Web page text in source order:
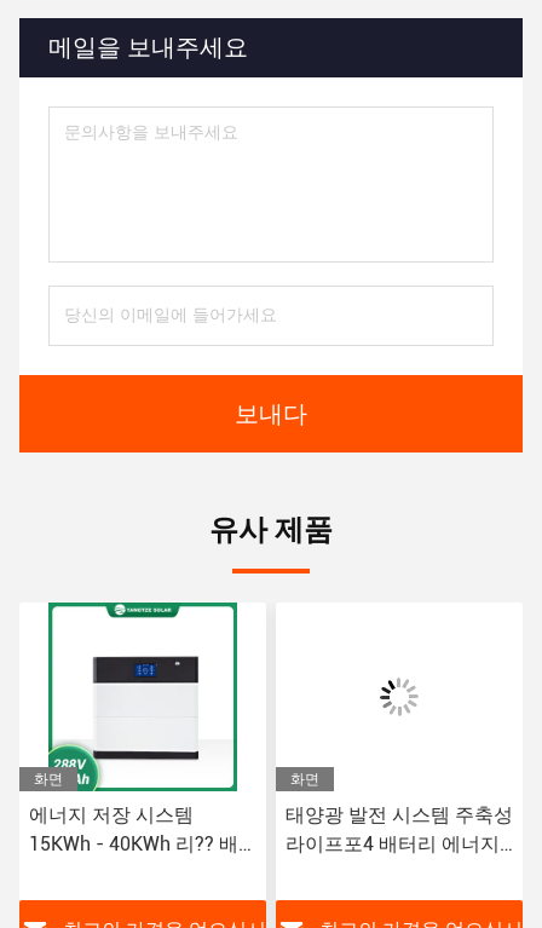
메일을 보내주세요
보내다
유사 제품
화면
에너지 저장 시스템
15KWh - 40KWh 리?? 배
8000 사이클 재충전 셀
화면
태양광 발전 시스템 주축성
라이프포4 배터리 에너지
이온 배터리